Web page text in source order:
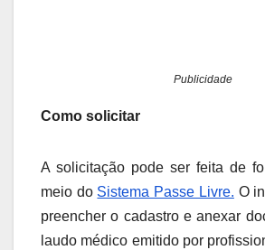
Publicidade
Como solicitar
A solicitação pode ser feita de
meio do Sistema Passe Livre. O
preencher o cadastro e anexar
laudo médico emitido por